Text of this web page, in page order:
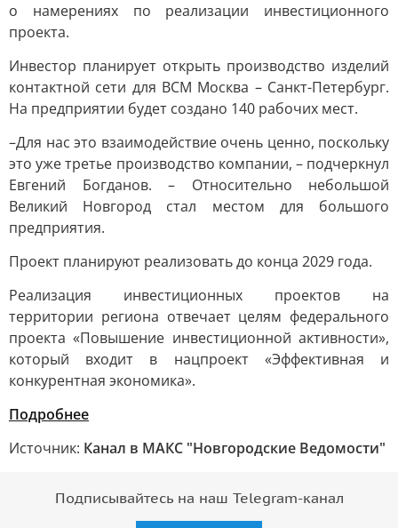
о намерениях по реализации инвестиционного
проекта.
Инвестор планирует открыть производство изделий
контактной сети для ВСМ Москва – Санкт-Петербург.
На предприятии будет создано 140 рабочих мест.
–Для нас это взаимодействие очень ценно, поскольку
это уже третье производство компании, – подчеркнул
Евгений Богданов. – Относительно небольшой
Великий Новгород стал местом для большого
предприятия.
Проект планируют реализовать до конца 2029 года.
Реализация инвестиционных проектов на
территории региона отвечает целям федерального
проекта «Повышение инвестиционной активности»,
который входит в нацпроект «Эффективная и
конкурентная экономика».
Подробнее
Источник: Канал в МАКС "Новгородские Ведомости"
Подписывайтесь на наш Telegram-канал